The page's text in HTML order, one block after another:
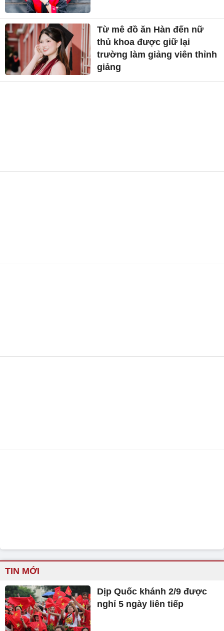
Từ mê đồ ăn Hàn đến nữ
thủ khoa được giữ lại
trường làm giảng viên thỉnh
giảng
TIN MỚI
Dịp Quốc khánh 2/9 được
nghỉ 5 ngày liên tiếp